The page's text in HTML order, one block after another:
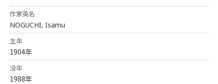
作家英名
NOGUCHI, Isamu
生年
1904年
没年
1988年